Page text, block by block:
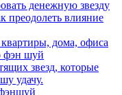
денежную звезду
преодолеть влияние
квартиры, дома, офиса
фэн шуй
звезд, которые
удачу.